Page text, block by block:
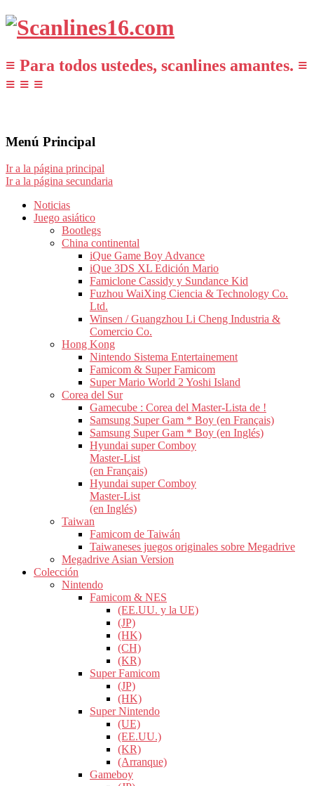
≡ Para todos ustedes, scanlines amantes. ≡
≡ ≡ ≡
Menú Principal
Ir a la página principal
Ir a la página secundaria
Noticias
Juego asiático
Bootlegs
China continental
iQue Game Boy Advance
iQue 3DS XL Edición Mario
Famiclone Cassidy y Sundance Kid
Fuzhou WaiXing Ciencia & Technology Co.
Ltd.
Winsen / Guangzhou Li Cheng Industria &
Comercio Co.
Hong Kong
Nintendo Sistema Entertainement
Famicom & Super Famicom
Super Mario World 2 Yoshi Island
Corea del Sur
Gamecube : Corea del Master-Lista de !
Samsung Super Gam * Boy (en Français)
Samsung Super Gam * Boy (en Inglés)
Hyundai super Comboy
Master-List
(en Français)
Hyundai super Comboy
Master-List
(en Inglés)
Taiwan
Famicom de Taiwán
Taiwaneses juegos originales sobre Megadrive
Megadrive Asian Version
Colección
Nintendo
Famicom & NES
(EE.UU. y la UE)
(JP)
(HK)
(CH)
(KR)
Super Famicom
(JP)
(HK)
Super Nintendo
(UE)
(EE.UU.)
(KR)
(Arranque)
Gameboy